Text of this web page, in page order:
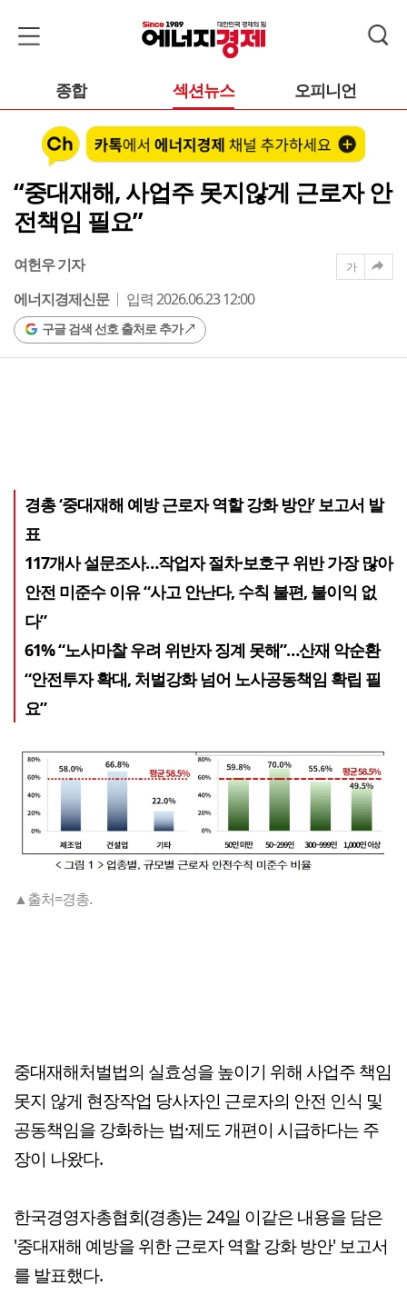
종합 섹션뉴스 오피니언
“중대재해, 사업주 못지않게 근로자 안
전책임 필요”
여헌우 기자
에너지경제신문
입력 2026.06.23 12:00
구글 검색 선호 출처로 추가
가
경총 ‘중대재해 예방 근로자 역할 강화 방안’ 보고서 발
표
117개사 설문조사…작업자 절차·보호구 위반 가장 많아
안전 미준수 이유 “사고 안난다, 수칙 불편, 불이익 없
다”
61% “노사마찰 우려 위반자 징계 못해”…산재 악순환
“안전투자 확대, 처벌강화 넘어 노사공동책임 확립 필
요”
▲출처=경총.
중대재해처벌법의 실효성을 높이기 위해 사업주 책임
못지 않게 현장작업 당사자인 근로자의 안전 인식 및
공동책임을 강화하는 법·제도 개편이 시급하다는 주
장이 나왔다.
한국경영자총협회(경총)는 24일 이같은 내용을 담은
'중대재해 예방을 위한 근로자 역할 강화 방안' 보고서
를 발표했다.